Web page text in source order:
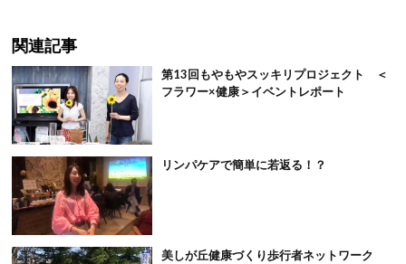
関連記事
第13回もやもやスッキリプロジェクト ＜
フラワー×健康＞イベントレポート
リンパケアで簡単に若返る！？
美しが丘健康づくり歩行者ネットワーク